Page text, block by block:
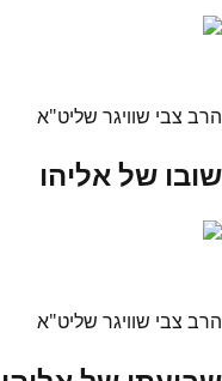
הרב צבי שוויגר שליט"א
שובו של אליהו
הרב צבי שוויגר שליט"א